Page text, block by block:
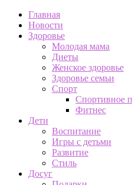
Главная
Новости
Здоровье
Молодая мама
Диеты
Женское здоровье
Здоровье семьи
Спорт
Спортивное
Фитнес
Дети
Воспитание
Игры с детьми
Развитие
Стиль
Досуг